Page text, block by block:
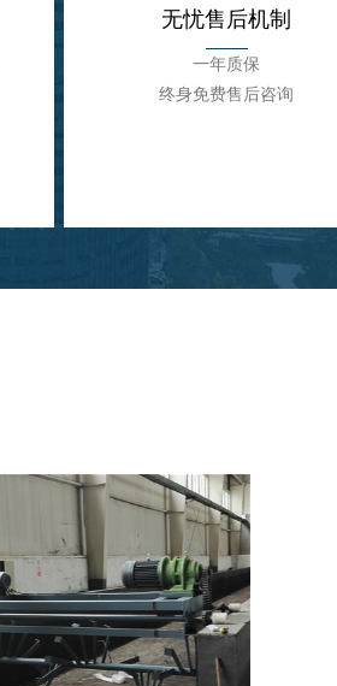
无忧售后机制
一年质保
终身免费售后咨询
无忧售后机制
一年质保
终身免费售后咨询
拥军家的“新项目”